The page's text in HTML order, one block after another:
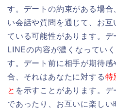
す。デートの約束がある場
い会話や質問を通じて、お
ている可能性があります。デ
LINEの内容が濃くなってい
す。デート前に相手が期待
合、それはあなたに対する特
と を示すことがあります。
であったり、お互いに楽しい